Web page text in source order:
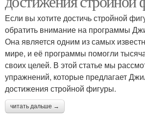
Если вы хотите достичь стройной
обратить внимание на программы
Она является одним из самых
мире, и её программы помогли
своих целей. В этой статье мы
упражнений, которые предлагает
достижения стройной фигуры.
читать дальше →